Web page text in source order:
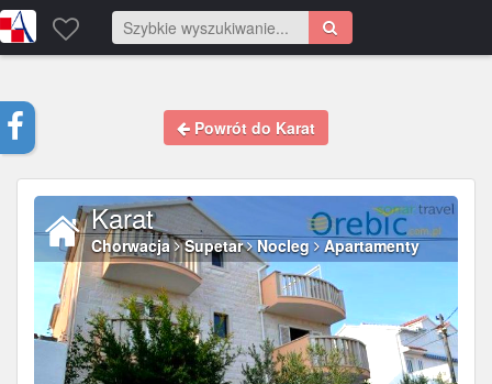
Powrót do Karat
Karat
Chorwacja Supetar Nocleg Apartamenty